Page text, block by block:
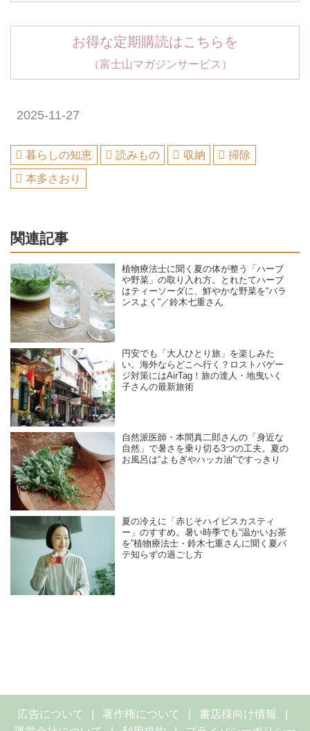
お得な定期購読はこちらを
（富士山マガジンサービス）
2025-11-27
暮らしの知恵 読みもの 収納
掃除
本多さおり
関連記事
植物療法士に聞く夏の体が整う「ハーブ
や野菜」の取り入れ方。とれたてハーブ
はティーソーダに、鮮やかな野菜を“バラ
ンスよく”／鈴木七重さん
円安でも「大人ひとり旅」を楽しみた
い。海外ならどこへ行く？ロストバゲー
ジ対策にはAirTag！旅の達人・地曳いく
子さんの最新旅術
自然派医師・本間真二郎さんの「身近な
自然」で暑さを乗り切る3つの工夫。夏の
お風呂は“よもぎやハッカ油”ですっきり
夏の冷えに「赤じそハイビスカスティ
ー」のすすめ。暑い時季でも“温かいお茶
を”植物療法士・鈴木七重さんに聞く夏バ
テ知らずの過ごし方
広告について 著作権について
書店様向け情報